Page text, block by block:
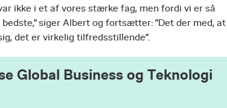
ikke i et af vores stærke fag, men fordi vi er så
siger Albert og fortsætter: ”Det der med, at
det er virkelig tilfredsstillende”.
Global Business og Teknologi